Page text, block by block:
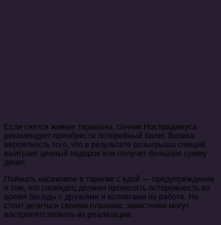
Если снятся живые тараканы, сонник Нострадамуса
рекомендует приобрести лотерейный билет. Велика
вероятность того, что в результате розыгрыша спящий
выиграет ценный подарок или получит большую сумму
денег.
Поймать насекомое в тарелке с едой — предупреждение
о том, что сновидец должен проявлять осторожность во
время беседы с друзьями и коллегами по работе. Не
стоит делиться своими планами: завистники могут
воспрепятствовать их реализации.